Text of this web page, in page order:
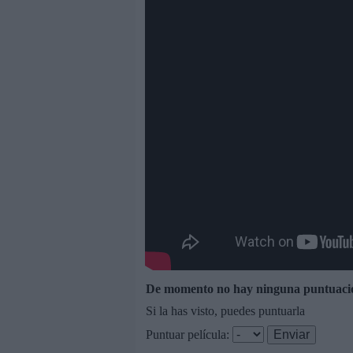
De momento no hay ninguna
Si la has visto, puedes puntuarla
Puntuar película: